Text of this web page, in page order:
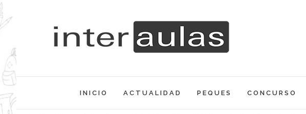
Saltar
al
INICIO ACTUALIDAD PEQUES CONCURSO